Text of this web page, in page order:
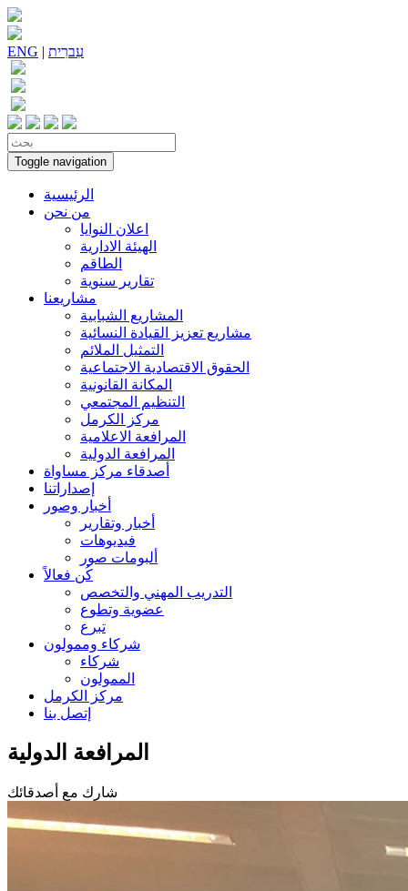
ENG | עִברִית
Toggle navigation
الرئيسية
من نحن
اعلان النوايا
الهيئة الادارية
الطاقم
تقارير سنوية
مشاريعنا
المشاريع الشبابية
مشاريع تعزيز القيادة النسائية
التمثيل الملائم
الحقوق الاقتصادية الاجتماعية
المكانة القانونية
التنظيم المجتمعي
مركز الكرمل
المرافعة الاعلامية
المرافعة الدولية
أصدقاء مركز مساواة
إصداراتنا
أخبار وصور
أخبار وتقارير
فيديوهات
ألبومات صور
كُن فعالاً
التدريب المهني والتخصص
عضوية وتطوع
تبرع
شركاء وممولون
شركاء
الممولون
مركز الكرمل
إتصل بنا
المرافعة الدولية
شارك مع أصدقائك